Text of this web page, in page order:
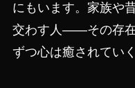
にもいます。家族や
交わす人――その存在
ずつ心は癒されてい